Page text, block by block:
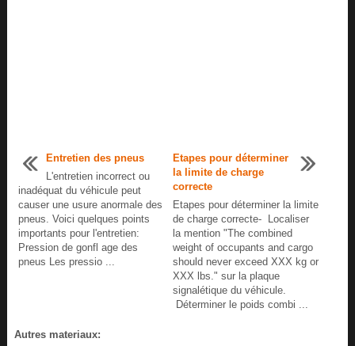
Entretien des pneus
L'entretien incorrect ou
inadéquat du véhicule peut
causer une usure anormale des
pneus. Voici quelques points
importants pour l'entretien:
Pression de gonfl age des
pneus Les pressio ...
Etapes pour déterminer
la limite de charge
correcte
Etapes pour déterminer la limite
de charge correcte- Localiser
la mention "The combined
weight of occupants and cargo
should never exceed XXX kg or
XXX lbs." sur la plaque
signalétique du véhicule.
Déterminer le poids combi ...
Autres materiaux: